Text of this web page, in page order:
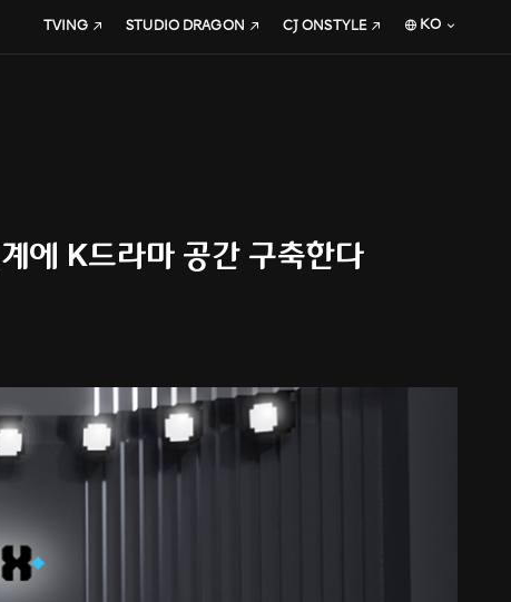
TVING STUDIO DRAGON CJ ONSTYLE KO
에 K드라마 공간 구축한다